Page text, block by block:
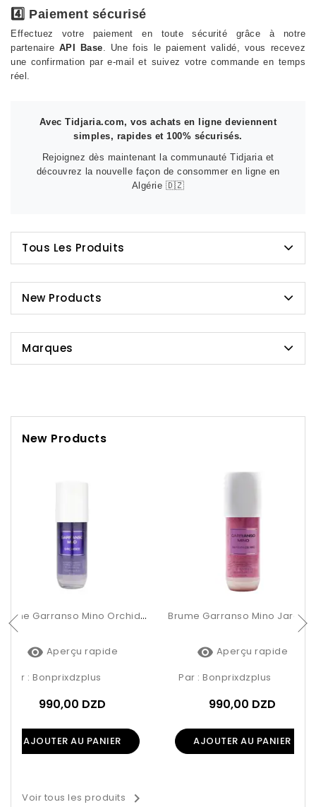
4️⃣ Paiement sécurisé
Effectuez votre paiement en toute sécurité grâce à notre
partenaire API Base. Une fois le paiement validé, vous recevez
une confirmation par e-mail et suivez votre commande en temps
réel.
Avec Tidjaria.com, vos achats en ligne deviennent
simples, rapides et 100% sécurisés.
Rejoignez dès maintenant la communauté Tidjaria et
découvrez la nouvelle façon de consommer en ligne en
Algérie 🇩🇿
Tous Les Produits
New Products
Marques
New Products
Brume Garranso Mino Orchidée 250ml
 Aperçu rapide
Par : Bonprixdzplus
990,00 DZD
AJOUTER AU PANIER
 Aperçu rapide
Par : Bonprixdzplus
990,00 DZD
AJOUTER AU PANIER
Voir tous les produits 